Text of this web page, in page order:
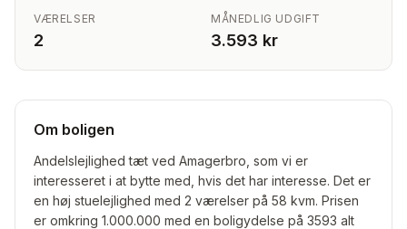
VÆRELSER
2
MÅNEDLIG UDGIFT
3.593 kr
Om boligen
Andelslejlighed tæt ved Amagerbro, som vi er
interesseret i at bytte med, hvis det har interesse. Det er
en høj stuelejlighed med 2 værelser på 58 kvm. Prisen
er omkring 1.000.000 med en boligydelse på 3593 alt